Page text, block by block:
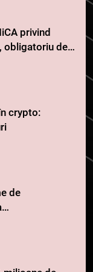
privind
obligatoriu de
crypto:
de
2026